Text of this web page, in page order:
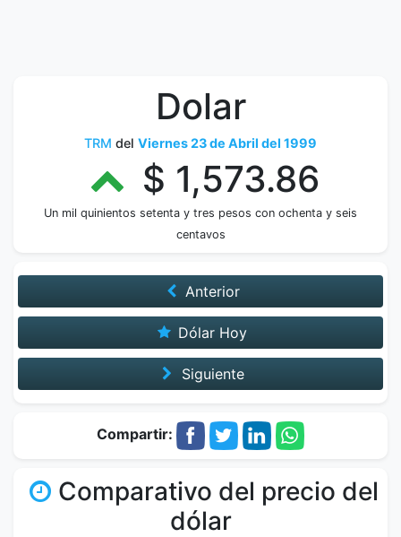
Dolar
TRM del Viernes 23 de Abril del 1999
$ 1,573.86
Un mil quinientos setenta y tres pesos con ochenta y seis
centavos
Anterior
Dólar Hoy
Siguiente
Compartir:
Comparativo del precio del
dólar